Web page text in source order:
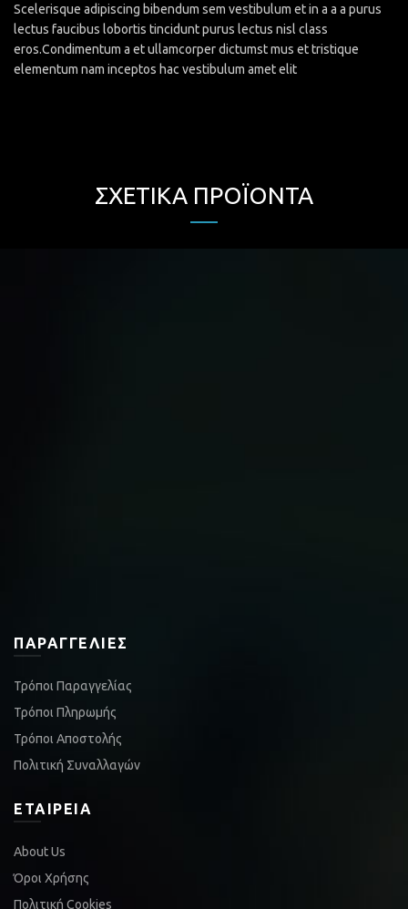
Scelerisque adipiscing bibendum sem vestibulum et in a a a purus
lectus faucibus lobortis tincidunt purus lectus nisl class
eros.Condimentum a et ullamcorper dictumst mus et tristique
elementum nam inceptos hac vestibulum amet elit
ΣΧΕΤΙΚΆ ΠΡΟΪΌΝΤΑ
ΠΑΡΑΓΓΕΛΊΕΣ
Τρόποι Παραγγελίας
Τρόποι Πληρωμής
Τρόποι Αποστολής
Πολιτική Συναλλαγών
ΕΤΑΙΡΕΊΑ
About Us
Όροι Χρήσης
Πολιτική Cookies